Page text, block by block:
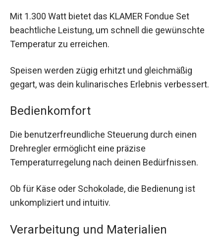
Mit 1.300 Watt bietet das KLAMER Fondue Set
beachtliche Leistung, um schnell die gewünschte
Temperatur zu erreichen.
Speisen werden zügig erhitzt und gleichmäßig
gegart, was dein kulinarisches Erlebnis verbessert.
Bedienkomfort
Die benutzerfreundliche Steuerung durch einen
Drehregler ermöglicht eine präzise
Temperaturregelung nach deinen Bedürfnissen.
Ob für Käse oder Schokolade, die Bedienung ist
unkompliziert und intuitiv.
Verarbeitung und Materialien